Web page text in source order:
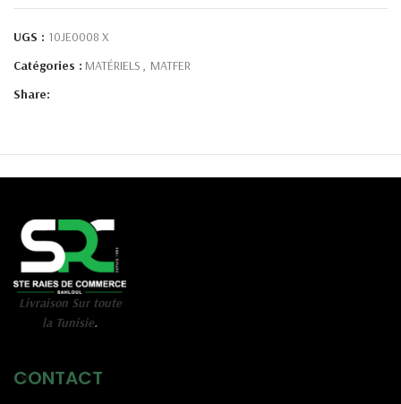
UGS : 10JE0008 X
Catégories : MATÉRIELS , MATFER
Share:
Livraison Sur toute
la Tunisie.
CONTACT